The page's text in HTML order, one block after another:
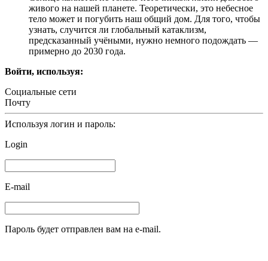
живого на нашей планете. Теоретически, это небесное
тело может и погубить наш общий дом. Для того, чтобы
узнать, случится ли глобальный катаклизм,
предсказанный учёными, нужно немного подождать —
примерно до 2030 года.
Войти, используя:
Социальные сети
Почту
Используя логин и пароль:
Login
E-mail
Пароль будет отправлен вам на e-mail.